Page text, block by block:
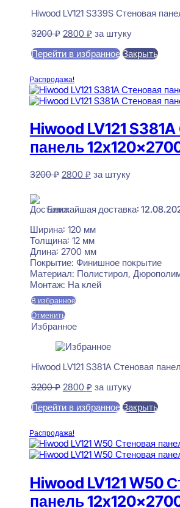
Hiwood LV121 S339S Стеновая
3200₽ Первоначальная
составляла
2800 ₽Текущая
2800 ₽.
за штуку
Перейти в избранное Закрыть
Распродажа!
Hiwood LV121
панель
3200₽ Первоначальная
3200 ₽.
2800 ₽Текущая
за штуку
Ближайшая доставка:
Ширина: 120 мм
Толщина: 12 мм
Длина: 2700 мм
Покрытие: Финишное покрытие
Материал: Полистирол,
Монтаж: На клей
В избранное
Отменить
Избранное
Hiwood LV121 S381A Стеновая
3200₽ Первоначальная
составляла
2800 ₽Текущая
2800 ₽.
за штуку
Перейти в избранное Закрыть
Распродажа!
Hiwood LV121 W50
панель